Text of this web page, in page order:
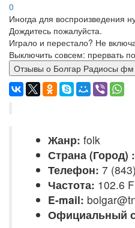
0
Иногда для воспроизведения
Дождитесь пожалуйста.
Играло и перестало? Не
Выключить совсем: прервать
Отзывы о Болгар
Жанр: folk
Страна (Город) :
Телефон: 7
Частота: 102.6
E-mail:
Официальный